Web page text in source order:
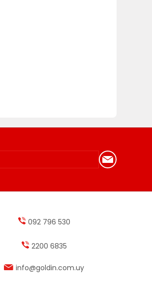
092 796 530
2200 6835
info@goldin.com.uy